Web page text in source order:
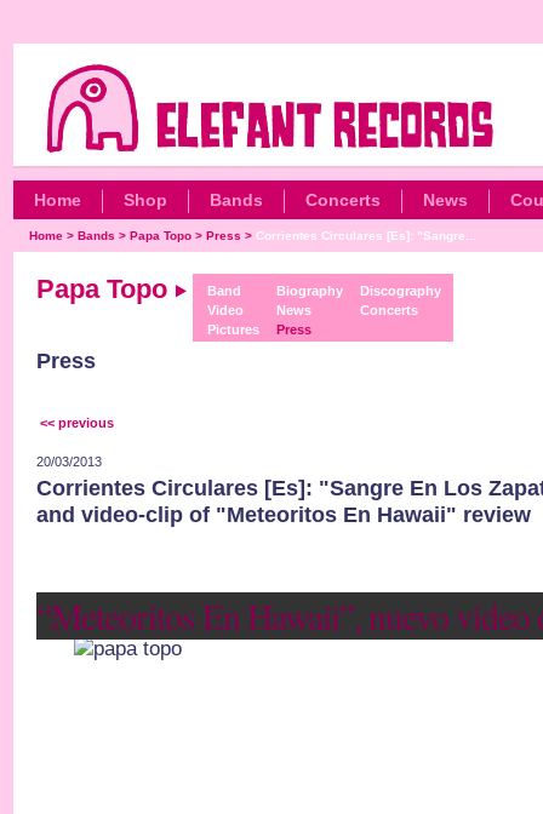
Home Shop Bands Concerts News
Home> Bands > Papa Topo> Press > Corrientes Circulares [Es]: "Sangre...
Papa Topo
Band
Video
Pictures
Biography
News
Press
Discography
Concerts
Press
<< previous
20/03/2013
Corrientes Circulares [Es]: "Sangre En Los
and video-clip of "Meteoritos En Hawaii" review
“Meteoritos En Hawaii”, nuevo video